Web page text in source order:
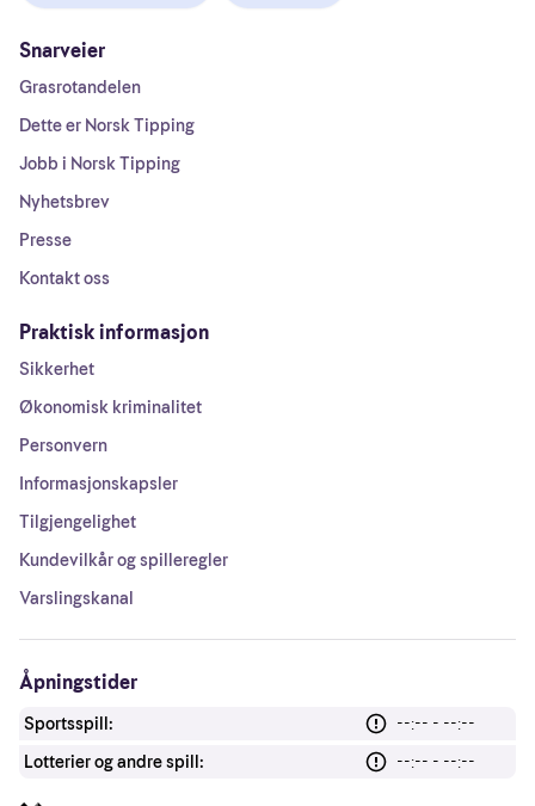
Snarveier
Grasrotandelen
Dette er Norsk Tipping
Jobb i Norsk Tipping
Nyhetsbrev
Presse
Kontakt oss
Praktisk informasjon
Sikkerhet
Økonomisk kriminalitet
Personvern
Informasjonskapsler
Tilgjengelighet
Kundevilkår og spilleregler
Varslingskanal
Åpningstider
Sportsspill:
--:-- - --:--
Lotterier og andre spill:
--:-- - --:--